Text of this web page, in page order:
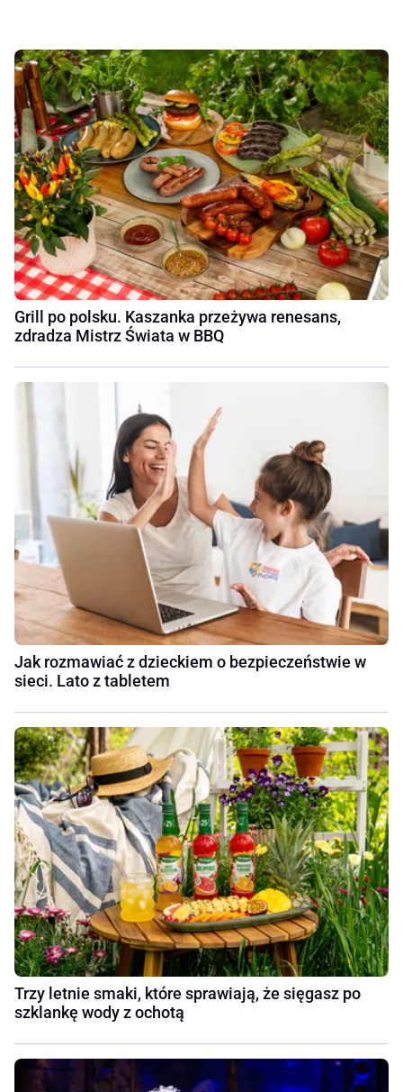
Grill po polsku. Kaszanka przeżywa renesans,
zdradza Mistrz Świata w BBQ
Jak rozmawiać z dzieckiem o bezpieczeństwie w
sieci. Lato z tabletem
Trzy letnie smaki, które sprawiają, że sięgasz po
szklankę wody z ochotą